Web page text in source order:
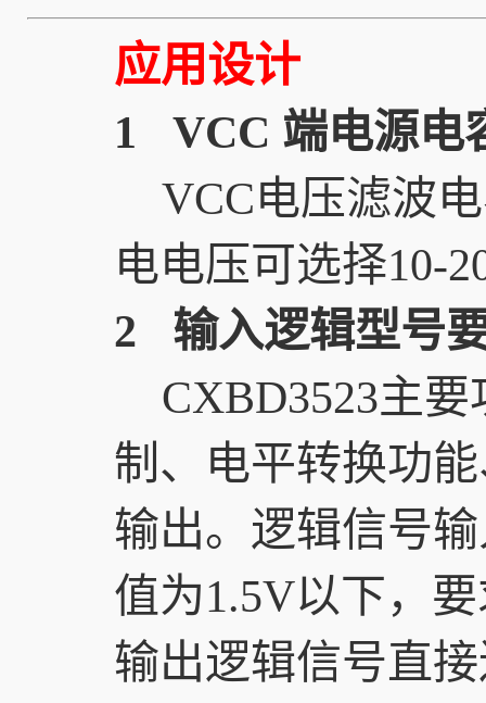
应用设计
1 VCC 端电源电
VCC电压滤波电
电电压可选择10-
2 输入逻辑型号
CXBD3523主要
制、电平转换功
输出。逻辑信号
值为1.5V以下，
输出逻辑信号直